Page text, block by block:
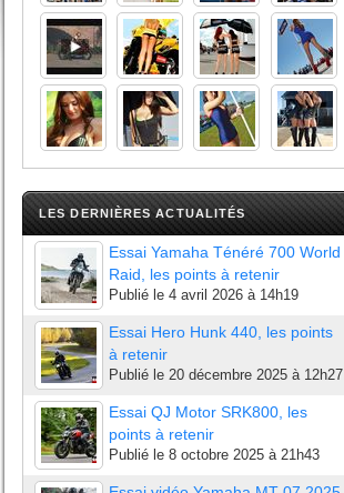
LES DERNIÈRES ACTUALITÉS
Essai Yamaha Ténéré 700 World
Raid, les points à retenir
Publié le 4 avril 2026 à 14h19
Essai Hero Hunk 440, les points
à retenir
Publié le 20 décembre 2025 à 12h27
Essai QJ Motor SRK800, les
points à retenir
Publié le 8 octobre 2025 à 21h43